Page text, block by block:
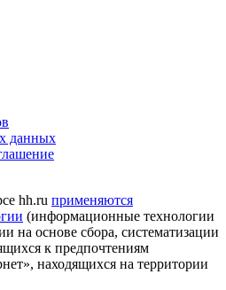
данных
hh.ru применяются
(информационные технологии
на основе сбора, систематизации
к предпочтениям
находящихся на территории